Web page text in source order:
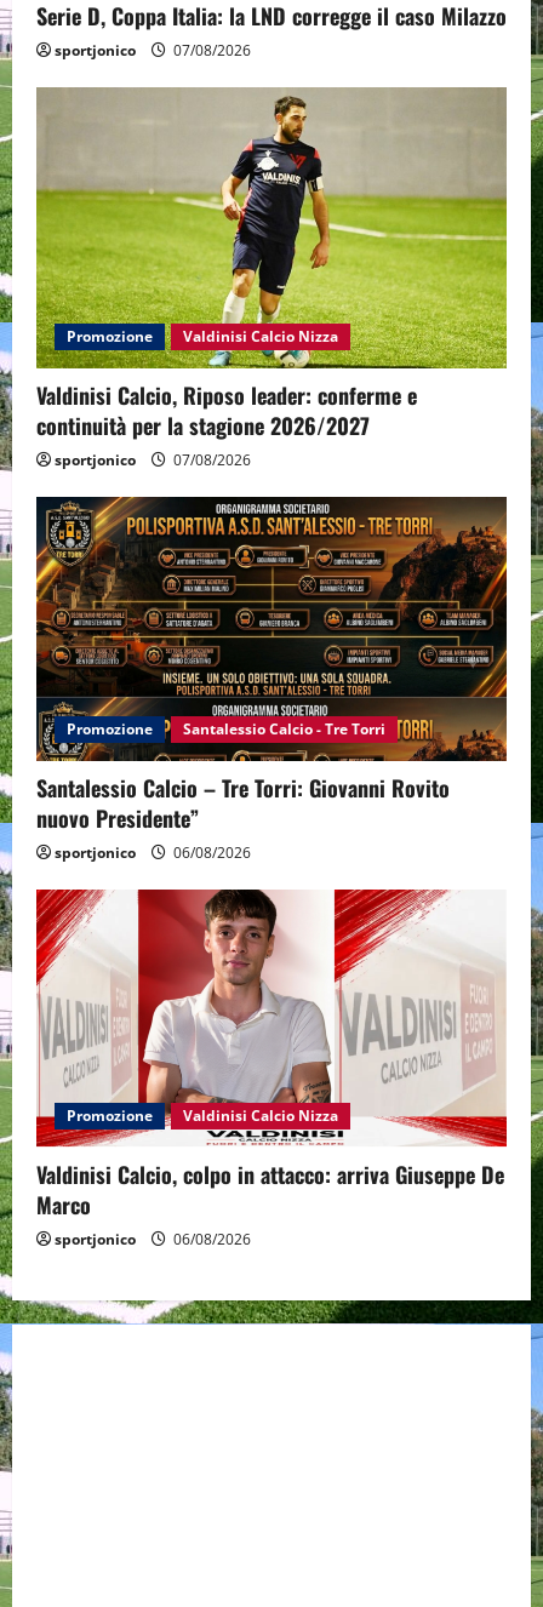
Serie D, Coppa Italia: la LND corregge il caso Milazzo
sportjonico 07/08/2026
Promozione Valdinisi Calcio Nizza
Valdinisi Calcio, Riposo leader: conferme e
continuità per la stagione 2026/2027
sportjonico 07/08/2026
Promozione Santalessio Calcio - Tre Torri
Santalessio Calcio – Tre Torri: Giovanni Rovito
nuovo Presidente”
sportjonico 06/08/2026
Promozione Valdinisi Calcio Nizza
Valdinisi Calcio, colpo in attacco: arriva Giuseppe De
Marco
sportjonico 06/08/2026